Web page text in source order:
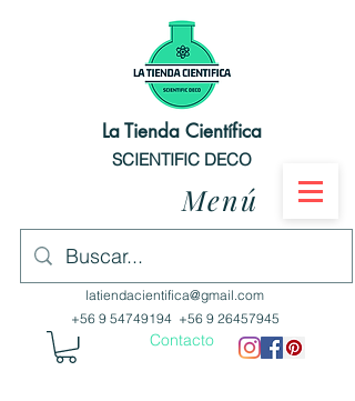
La Tienda Científica
SCIENTIFIC DECO
Menú
latiendacientifica@gmail.com
+56 9 54749194 +56 9 26457945
Contacto